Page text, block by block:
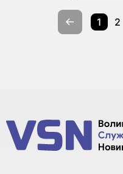
1 2